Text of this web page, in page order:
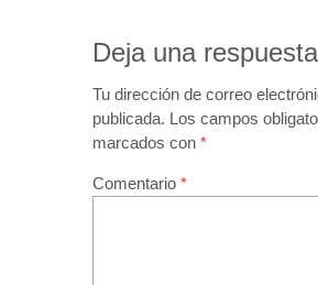
Deja una respuesta
Tu dirección de correo
publicada. Los campos
marcados con *
Comentario *